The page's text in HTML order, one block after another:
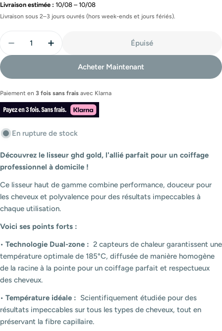
Livraison estimée : 10/08 – 10/08
Livraison sous 2–3 jours ouvrés (hors week-ends et jours fériés).
Diminuer La Quantité Pour Ghd Gold - Le Lisseur
Augmenter La Quantité Pour Ghd Gold -
Épuisé
Acheter Maintenant
Paiement en 3 fois sans frais avec Klarna
En rupture de stock
Découvrez le lisseur ghd gold, l'allié parfait pour un coiffage
professionnel à domicile !
Ce lisseur haut de gamme combine performance, douceur pour
les cheveux et polyvalence pour des résultats impeccables à
chaque utilisation.
Voici ses points forts :
• Technologie Dual-zone : 2 capteurs de chaleur garantissent une
température optimale de 185°C, diffusée de manière homogène
de la racine à la pointe pour un coiffage parfait et respectueux
des cheveux.
• Température idéale : Scientifiquement étudiée pour des
résultats impeccables sur tous les types de cheveux, tout en
préservant la fibre capillaire.